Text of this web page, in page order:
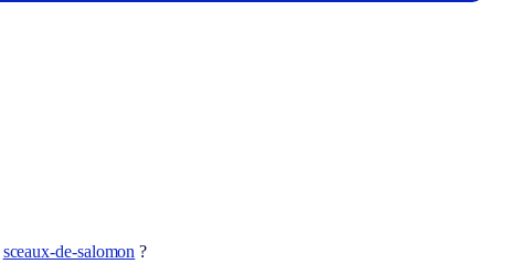
sceaux-de-salomon ?